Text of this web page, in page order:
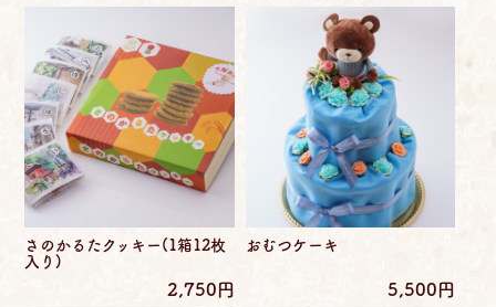
さのかるたクッキー(1箱12枚
入り)
2,750円
おむつケーキ
5,500円